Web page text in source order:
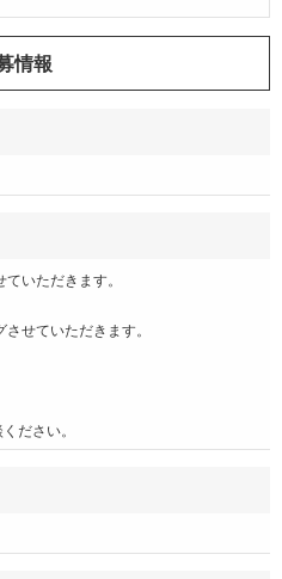
情報
いただきます。
せていただきます。
ださい。